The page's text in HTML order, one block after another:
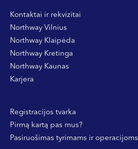
Kontaktai ir rekvizitai
Northway Vilnius
Northway Klaipėda
Northway Kretinga
Northway Kaunas
Karjera
Registracijos tvarka
Pirmą kartą pas mus?
Pasiruošimas tyrimams ir operacijoms